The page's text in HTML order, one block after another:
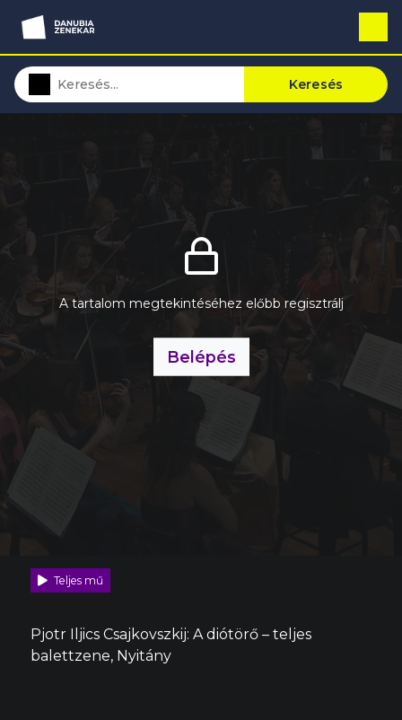
Keresés
A tartalom megtekintéséhez előbb regisztrálj
Belépés
Teljes mű
Pjotr Iljics Csajkovszkij: A diótörő – teljes
balettzene, Nyitány